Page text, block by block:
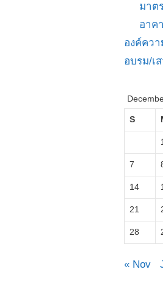
มาต
อาค
องค์คว
อบรม/เ
S
7
14
21
28
« Nov